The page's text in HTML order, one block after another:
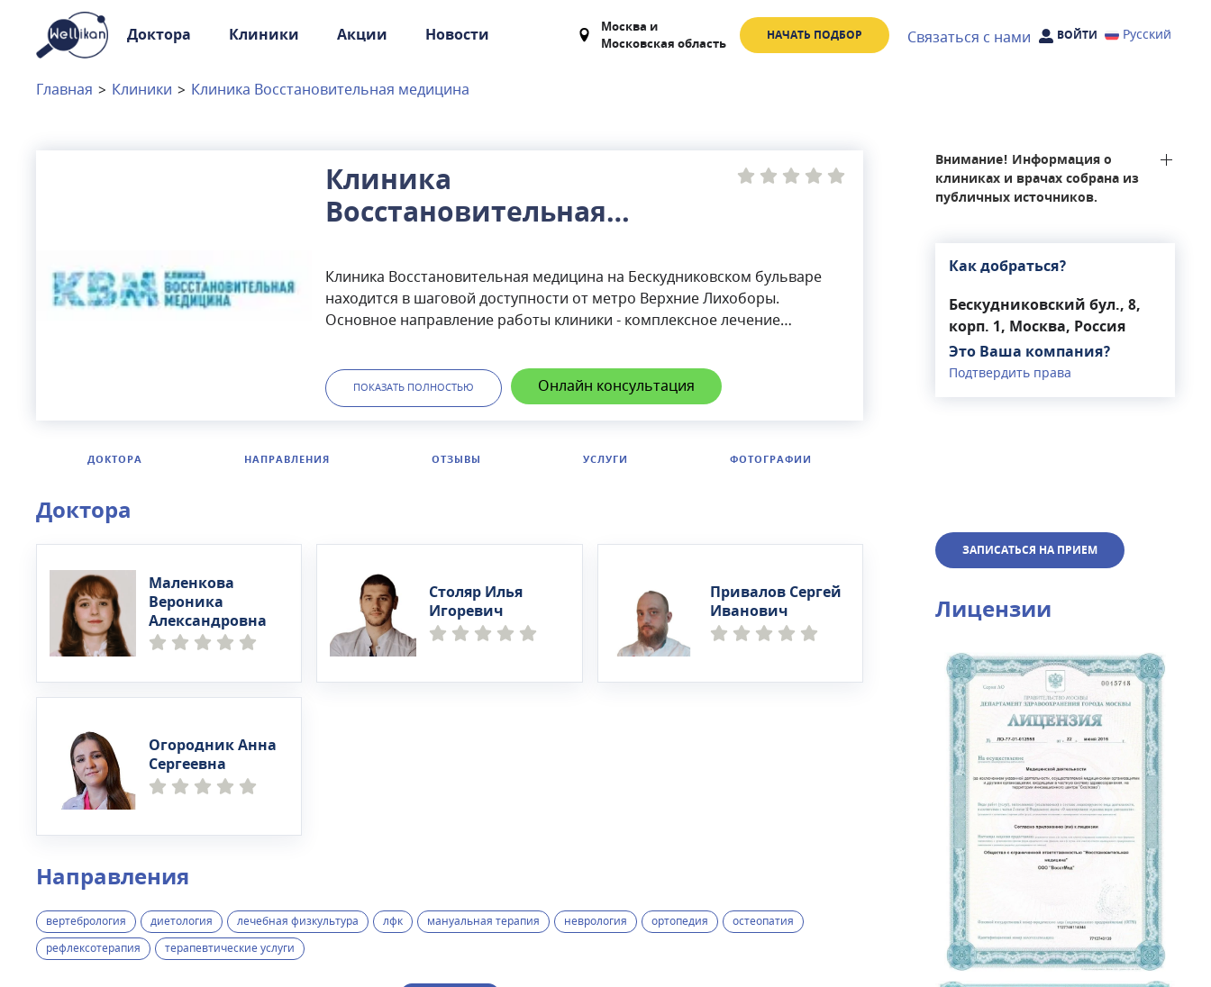
Доктора Клиники Акции Новости Москва и
Московская область
НАЧАТЬ ПОДБОР Связаться с нами ВОЙТИ Русский
Доктора
Клиники
Главная > Клиники > Клиника Восстановительная медицина
Клиника
Восстановительная
Клиника Восстановительная медицина на Бескудниковском бульваре
находится в шаговой доступности от метро Верхние Лихоборы.
Основное направление работы клиники - комплексное лечение
клинике проводится терапия посттравматических нарушений:
послеродовых, спортивных, автомобильных, постоперационных травм.В
центре восстановительного лечения прием ведут терапевты,
ПОКАЗАТЬ ПОЛНОСТЬЮ Онлайн консультация
ДОКТОРА НАПРАВЛЕНИЯ ОТЗЫВЫ УСЛУГИ ФОТОГРАФИИ
Доктора
Маленкова
Вероника
Александровна
Столяр Илья
Игоревич
Привалов Сергей
Иванович
Огородник Анна
Сергеевна
Направления
вертебрология диетология лечебная физкультура лфк мануальная терапия неврология ортопедия
остеопатия
рефлексотерапия
терапевтические услуги
Внимание! Информация о
клиниках и врачах собрана из
публичных источников.
Как добраться?
Бескудниковский бул., 8,
корп. 1, Москва, Россия
Это Ваша компания?
Подтвердить права
ЗАПИСАТЬСЯ НА ПРИЕМ
Лицензии